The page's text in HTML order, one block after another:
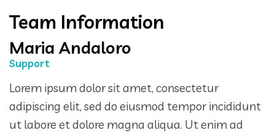
Team Information
Maria Andaloro
Support
Lorem ipsum dolor sit amet, consectetur
adipiscing elit, sed do eiusmod tempor incididunt
ut labore et dolore magna aliqua. Ut enim ad